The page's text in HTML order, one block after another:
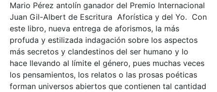
Mario Pérez antolín ganador del Premio Internacional
Juan Gil-Albert de Escritura Aforística y del Yo. Con
este libro, nueva entrega de aforismos, la más
profuda y estilizada indagación sobre los aspectos
más secretos y clandestinos del ser humano y lo
hace llevando al límite el género, pues muchas veces
los pensamientos, los relatos o las prosas poéticas
forman universos abiertos que contienen tal cantidad